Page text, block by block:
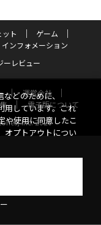
ット
ゲーム
インフォメーション
ーレビュー
運営会社
電子版について
Inc. 2026
どのために、
用しています。これ
や使用に同意したこ
オプトアウトについ